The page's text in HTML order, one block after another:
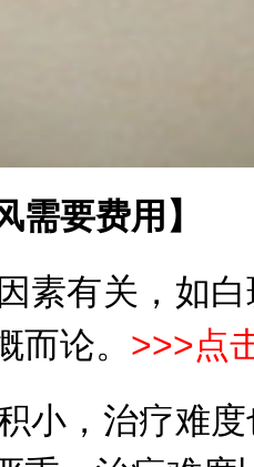
要费用】
有关，如白
论。 >>>点
，治疗难度